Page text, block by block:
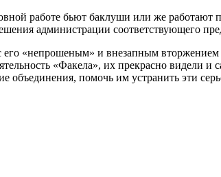
работе бьют баклуши или же работают
администрации соответствующего
«непрошеным» и внезапным
«Факела», их прекрасно видели и
объединения, помочь им устранить эти